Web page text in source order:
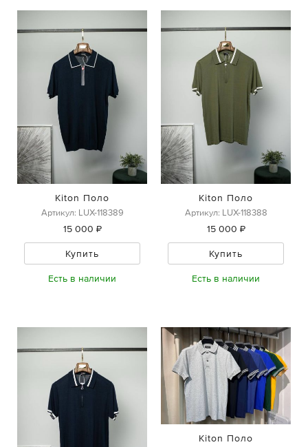
Kiton Поло
Артикул: LUX-118389
15 000 ₽
Купить
Есть в наличии
Kiton Поло
Артикул: LUX-118388
15 000 ₽
Купить
Есть в наличии
Kiton Поло